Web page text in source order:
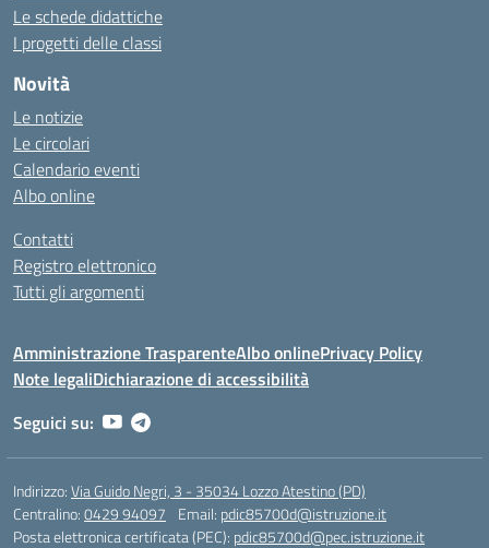
Le schede didattiche
I progetti delle classi
Novità
Le notizie
Le circolari
Calendario eventi
Albo online
Contatti
Registro elettronico
Tutti gli argomenti
Amministrazione TrasparenteAlbo onlinePrivacy Policy
Note legaliDichiarazione di accessibilità
Seguici su:
Indirizzo:Via Guido Negri, 3 - 35034 Lozzo Atestino (PD)
Centralino:0429 94097 Email: pdic85700d@istruzione.it
Posta elettronica certificata (PEC): pdic85700d@pec.istruzione.it